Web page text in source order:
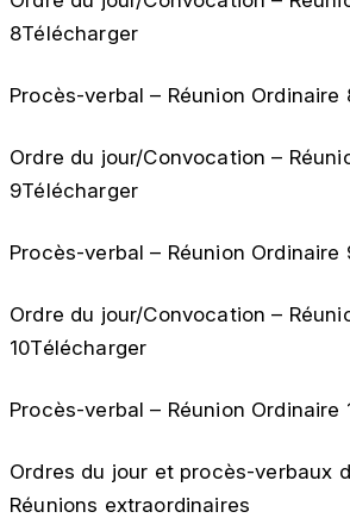
8Télécharger
Procès-verbal – Réunion Ordinaire
Ordre du jour/Convocation –
9Télécharger
Procès-verbal – Réunion Ordinaire
Ordre du jour/Convocation –
10Télécharger
Procès-verbal – Réunion Ordinaire
Ordres du jour et procès-verbaux
Réunions extraordinaires